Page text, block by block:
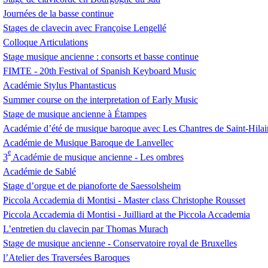
Journées de la basse continue
Stages de clavecin avec Françoise Lengellé
Colloque Articulations
Stage musique ancienne : consorts et basse continue
FIMTE - 20th Festival of Spanish Keyboard Music
Académie Stylus Phantasticus
Summer course on the interpretation of Early Music
Stage de musique ancienne à Étampes
Académie d’été de musique baroque avec Les Chantres de Saint-
Académie de Musique Baroque de Lanvellec
3
e
Académie de musique ancienne - Les ombres
Académie de Sablé
Stage d’orgue et de pianoforte de Saessolsheim
Piccola Accademia di Montisi - Master class Christophe Rousset
Piccola Accademia di Montisi - Juilliard at the Piccola Accademia
L’entretien du clavecin par Thomas Murach
Stage de musique ancienne - Conservatoire royal de Bruxelles
l’Atelier des Traversées Baroques